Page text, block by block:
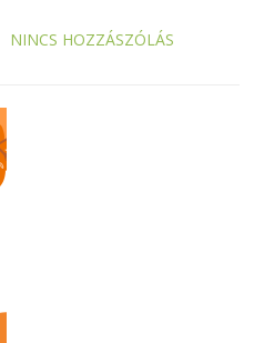
NINCS HOZZÁSZÓLÁS